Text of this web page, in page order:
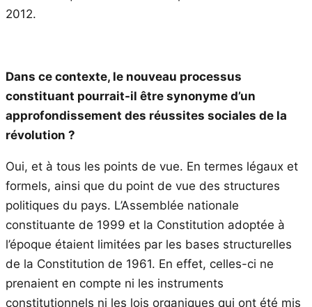
2012.
Dans ce contexte, le nouveau processus
constituant pourrait-il être synonyme d’un
approfondissement des réussites sociales de la
révolution ?
Oui, et à tous les points de vue. En termes légaux et
formels, ainsi que du point de vue des structures
politiques du pays. L’Assemblée nationale
constituante de 1999 et la Constitution adoptée à
l’époque étaient limitées par les bases structurelles
de la Constitution de 1961. En effet, celles-ci ne
prenaient en compte ni les instruments
constitutionnels ni les lois organiques qui ont été mis